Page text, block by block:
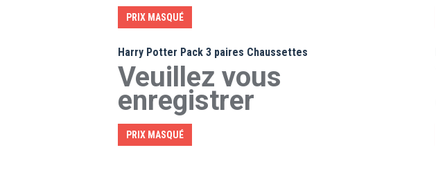
PRIX MASQUÉ
Harry Potter Pack 3 paires Chaussettes
Veuillez vous
enregistrer
PRIX MASQUÉ